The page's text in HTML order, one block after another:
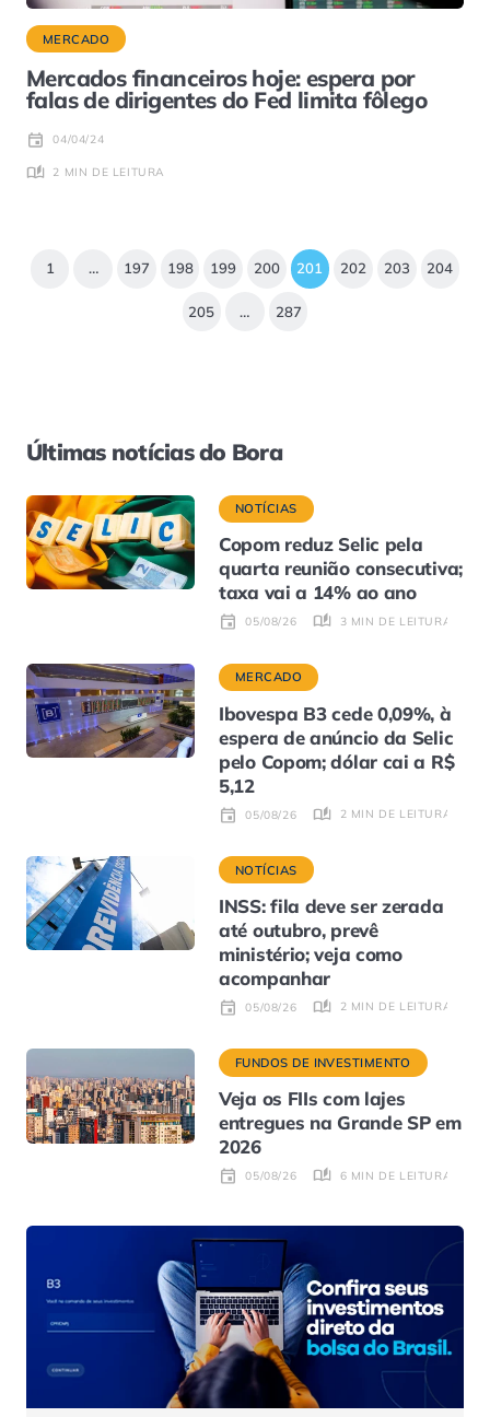
MERCADO
Mercados financeiros hoje: espera por
falas de dirigentes do Fed limita fôlego
04/04/24
2 MIN DE LEITURA
1 … 197 198 199 200 201 202 203 204
205 … 287
Últimas notícias do Bora
NOTÍCIAS
Copom reduz Selic pela
quarta reunião consecutiva;
taxa vai a 14% ao ano
05/08/26 3 MIN DE LEITURA
MERCADO
Ibovespa B3 cede 0,09%, à
espera de anúncio da Selic
pelo Copom; dólar cai a R$
5,12
05/08/26 2 MIN DE LEITURA
NOTÍCIAS
INSS: fila deve ser zerada
até outubro, prevê
ministério; veja como
acompanhar
05/08/26 2 MIN DE LEITURA
FUNDOS DE INVESTIMENTO
Veja os FIIs com lajes
entregues na Grande SP em
2026
05/08/26 6 MIN DE LEITURA